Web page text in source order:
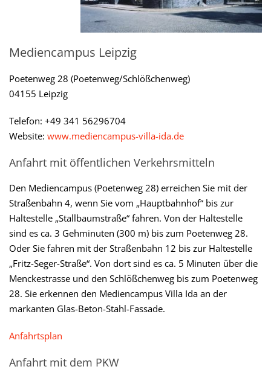
Mediencampus Leipzig
Poetenweg 28 (Poetenweg/Schlößchenweg)
04155 Leipzig
Telefon: +49 341 56296704
Website: www.mediencampus-villa-ida.de
Anfahrt mit öffentlichen Verkehrsmitteln
Den Mediencampus (Poetenweg 28) erreichen Sie mit der
Straßenbahn 4, wenn Sie vom „Hauptbahnhof“ bis zur
Haltestelle „Stallbaumstraße“ fahren. Von der Haltestelle
sind es ca. 3 Gehminuten (300 m) bis zum Poetenweg 28.
Oder Sie fahren mit der Straßenbahn 12 bis zur Haltestelle
„Fritz-Seger-Straße“. Von dort sind es ca. 5 Minuten über die
Menckestrasse und den Schlößchenweg bis zum Poetenweg
28. Sie erkennen den Mediencampus Villa Ida an der
markanten Glas-Beton-Stahl-Fassade.
Anfahrtsplan
Anfahrt mit dem PKW